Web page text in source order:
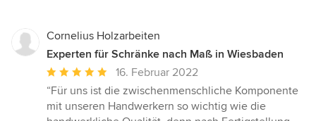
Cornelius Holzarbeiten
Experten für Schränke nach Maß in Wiesbaden
Durchschnittliche
Bewertung:
5
von
16. Februar 2022
“Für uns ist die zwischenmenschliche Komponente
mit unseren Handwerkern so wichtig wie die